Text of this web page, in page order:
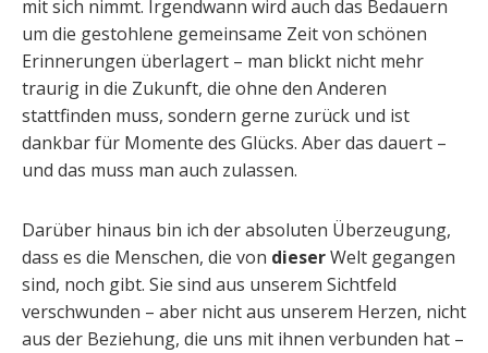
mit sich nimmt. Irgendwann wird auch das Bedauern
um die gestohlene gemeinsame Zeit von schönen
Erinnerungen überlagert – man blickt nicht mehr
traurig in die Zukunft, die ohne den Anderen
stattfinden muss, sondern gerne zurück und ist
dankbar für Momente des Glücks. Aber das dauert –
und das muss man auch zulassen.
Darüber hinaus bin ich der absoluten Überzeugung,
dass es die Menschen, die von dieserWelt gegangen
sind, noch gibt. Sie sind aus unserem Sichtfeld
verschwunden – aber nicht aus unserem Herzen, nicht
aus der Beziehung, die uns mit ihnen verbunden hat –